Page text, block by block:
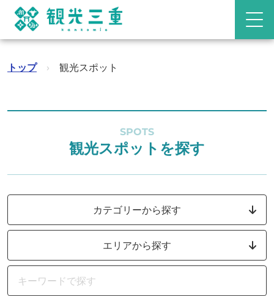
トップ › 観光スポット
SPOTS
観光スポットを探す
カテゴリーから探す
エリアから探す